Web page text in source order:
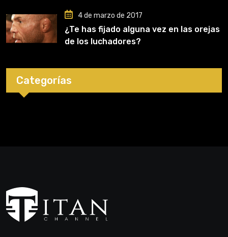
4 de marzo de 2017
¿Te has fijado alguna vez en las orejas
de los luchadores?
Categorías